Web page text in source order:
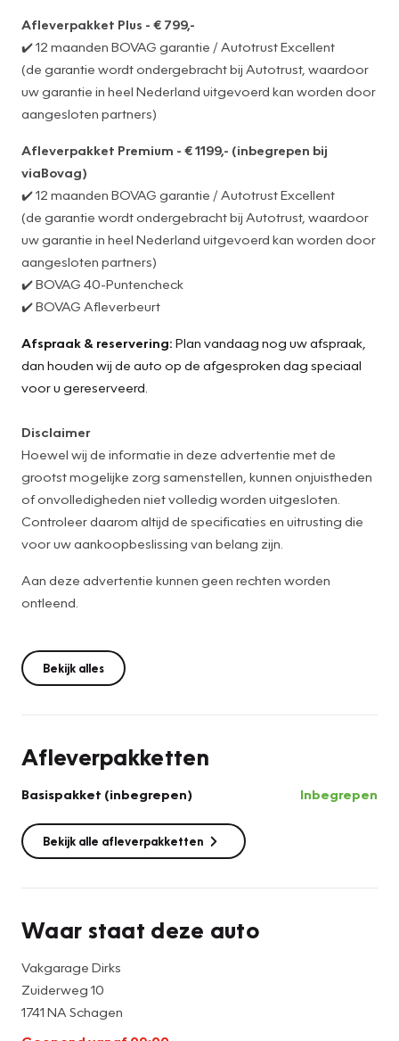
Afleverpakket Plus - € 799,-
✔️ 12 maanden BOVAG garantie / Autotrust Excellent
(de garantie wordt ondergebracht bij Autotrust, waardoor
uw garantie in heel Nederland uitgevoerd kan worden door
aangesloten partners)
Afleverpakket Premium - € 1199,- (inbegrepen bij
viaBovag)
✔️ 12 maanden BOVAG garantie / Autotrust Excellent
(de garantie wordt ondergebracht bij Autotrust, waardoor
uw garantie in heel Nederland uitgevoerd kan worden door
aangesloten partners)
✔️ BOVAG 40-Puntencheck
✔️ BOVAG Afleverbeurt
Afspraak & reservering: Plan vandaag nog uw afspraak,
dan houden wij de auto op de afgesproken dag speciaal
voor u gereserveerd.
Disclaimer
Hoewel wij de informatie in deze advertentie met de
grootst mogelijke zorg samenstellen, kunnen onjuistheden
of onvolledigheden niet volledig worden uitgesloten.
Controleer daarom altijd de specificaties en uitrusting die
voor uw aankoopbeslissing van belang zijn.
Aan deze advertentie kunnen geen rechten worden
ontleend.
Bekijk alles
Afleverpakketten
Basispakket (inbegrepen) Inbegrepen
Bekijk alle afleverpakketten
Waar staat deze auto
Vakgarage Dirks
Zuiderweg 10
1741 NA Schagen